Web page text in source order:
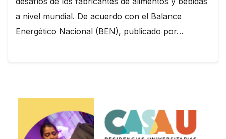
a nivel mundial. De acuerdo con el Balance
Energético Nacional (BEN), publicado por…